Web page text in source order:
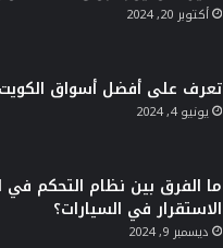
أكتوبر 20, 2024
تعرف على أفضل أسواق
يونيو 4, 2024
ما الفرق بين نظام التحكم في
الاستقرار في السيارات؟
ديسمبر 9, 2024